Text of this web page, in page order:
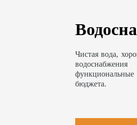
Чистая вода,
бюджета.